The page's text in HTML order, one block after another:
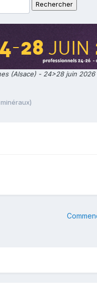
(Alsace) - 24>28 juin 2026
minéraux)